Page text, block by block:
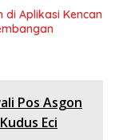
di Aplikasi Kencan
Pos Asgon
Eci